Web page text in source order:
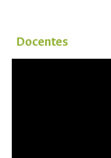
Docentes